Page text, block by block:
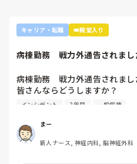
キャリア・転職 👑殿堂入り
病棟勤務　戦力外通告されま
病棟勤務　戦力外通告されまし
皆さんならどうしますか？
2年目です。1年目はゆるい部
からの人間関係は良好です。
ですが、異動してから薬剤に関
起こし、優先順位や多重課題
インシデント 2年目 一般病棟
まー
新人ナース, 神経内科, 脳神経外科